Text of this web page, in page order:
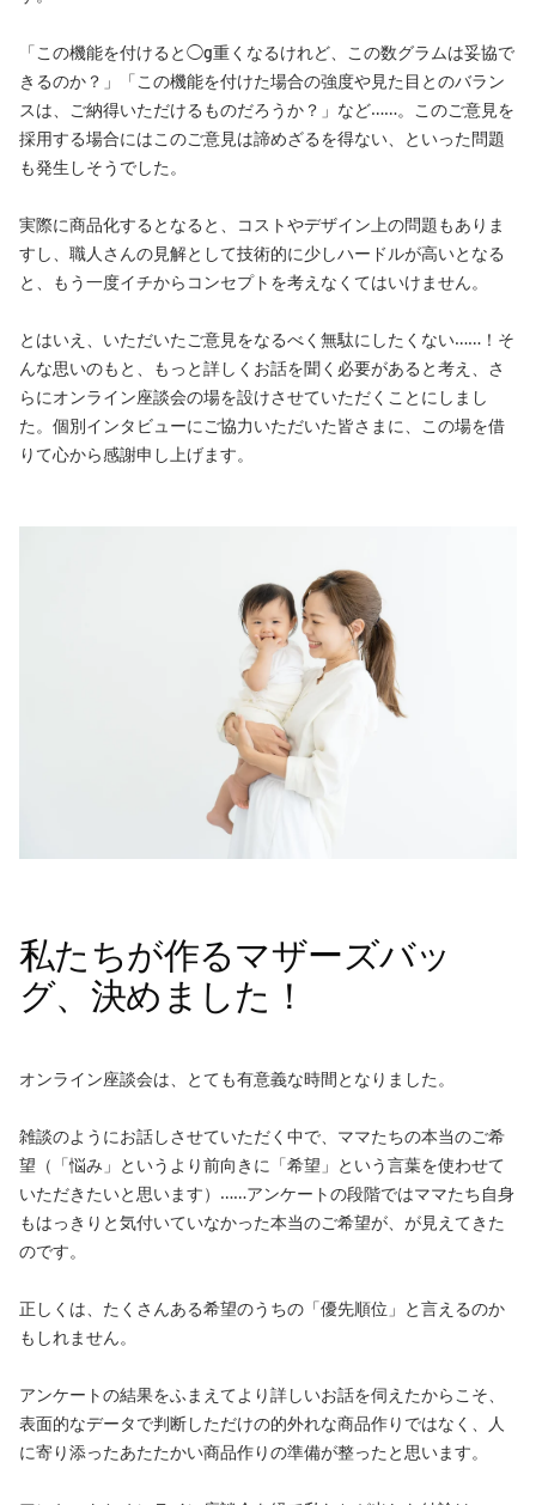
「この機能を付けると◯g重くなるけれど、この数グラムは妥協で
きるのか？」「この機能を付けた場合の強度や見た目とのバラン
スは、ご納得いただけるものだろうか？」など……。このご意見を
採用する場合にはこのご意見は諦めざるを得ない、といった問題
も発生しそうでした。
実際に商品化するとなると、コストやデザイン上の問題もありま
すし、職人さんの見解として技術的に少しハードルが高いとなる
と、もう一度イチからコンセプトを考えなくてはいけません。
とはいえ、いただいたご意見をなるべく無駄にしたくない……！そ
んな思いのもと、もっと詳しくお話を聞く必要があると考え、さ
らにオンライン座談会の場を設けさせていただくことにしまし
た。個別インタビューにご協力いただいた皆さまに、この場を借
りて心から感謝申し上げます。
私たちが作るマザーズバッ
グ、決めました！
オンライン座談会は、とても有意義な時間となりました。
雑談のようにお話しさせていただく中で、ママたちの本当のご希
望（「悩み」というより前向きに「希望」という言葉を使わせて
いただきたいと思います）……アンケートの段階ではママたち自身
もはっきりと気付いていなかった本当のご希望が、が見えてきた
のです。
正しくは、たくさんある希望のうちの「優先順位」と言えるのか
もしれません。
アンケートの結果をふまえてより詳しいお話を伺えたからこそ、
表面的なデータで判断しただけの的外れな商品作りではなく、人
に寄り添ったあたたかい商品作りの準備が整ったと思います。